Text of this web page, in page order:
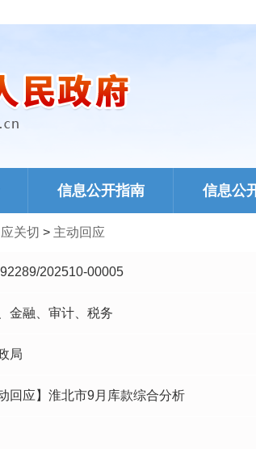
信息公开指南 信息公
关切 > 主动回应
202510-00005
金融、审计、税务
局
动回应】淮北市9月库款综合分析